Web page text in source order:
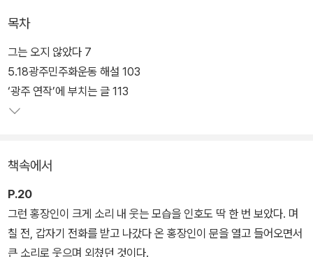
「그는 오지 않았다」는 이미 제목에서 주인공 인호의 비극을 드러내준
다. 이 이야기는 5.18 희생자인 박인배라는 실존인물의 정보를 토대
로 만들어진 소설이다. 이 복고풍 사랑 이야기가 비극적인 결말을 맞
게 된 것은 사악한 국가폭력 때문이다. 5.18은 그 자체로도 비극적인
역사지만 한 사람 한 사람의 구체적인 삶을 어떤 방식으로 짓밟고 망
년이 거리에서 총에 맞아야 했던 이유가 무엇일까? 국가가 한 개인의
평범한 삶을 지켜주지 못한다면 무엇을 위해 존재해야 하는가. 한 소
년의 소박한 꿈도 이루어주지 못하는 국가에게 우리는 무엇을 요구해
야 하는가.
목차
그는 오지 않았다 7
5.18광주민주화운동 해설 103
‘광주 연작’에 부치는 글 113
책속에서
P.20
그런 홍장인이 크게 소리 내 웃는 모습을 인호도 딱 한 번 보았다. 며
칠 전, 갑자기 전화를 받고 나갔다 온 홍장인이 문을 열고 들어오면서
큰 소리로 웃으며 외쳤던 것이다.